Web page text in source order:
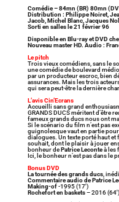
Comédie – 84mn (BR) 80mn
Distribution : Philippe Noiret,
Jacob, Michel Blanc, Jacques
Sorti en salles le 21 février 96
Disponible en Blu-ray et DVD
Nouveau master HD. Audio :
Le pitch
Trois vieux comédiens, sans le
une comédie de boulevard
par un producteur escroc, bien
assurances. Mais les trois
qui sera peut-être la dernière
L’avis Cin’Ecrans
Accueilli sans grand
GRANDS DUCS méritent d’être
fameux grands ducs nous ont
Si le scénario du film n’est pas
guignolesque vaut en partie
dialogues. Un texte porté haut
souhait, dont le plaisir à jouer
bonheur dePatrice Leconteà les
Ici, le bonheur n’est pas dans le
Bonus DVD
La tournée des grands ducs,
Commentaire audio de Patrice
Making-of-1995 (17′)
Rochefort en baskets– 2016 (64′)